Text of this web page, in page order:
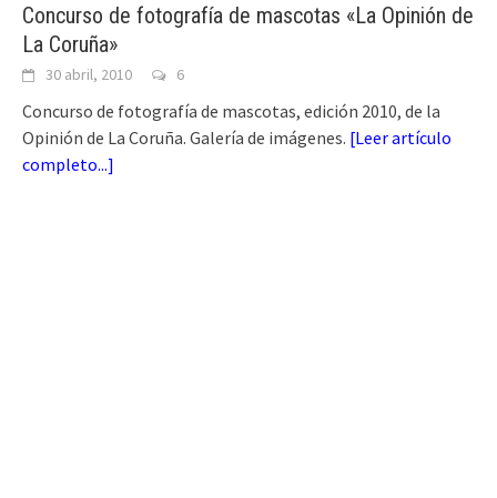
Concurso de fotografía de mascotas «La Opinión de
La Coruña»
30 abril, 2010 6
Concurso de fotografía de mascotas, edición 2010, de la
Opinión de La Coruña. Galería de imágenes. [Leer artículo
completo...]